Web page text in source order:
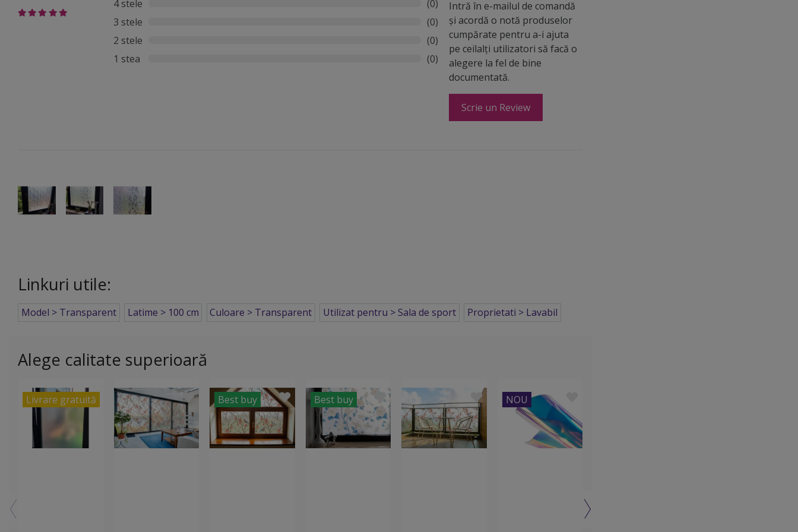
4 stele
(0)
3 stele
(0)
2 stele
(0)
1 stea
(0)
Intră în e-mailul de comandă
și acordă o notă produselor
cumpărate pentru a-i ajuta
pe ceilalți utilizatori să facă o
alegere la fel de bine
documentată.
Scrie un Review
Linkuri utile:
Model > Transparent Latime > 100 cm Culoare > Transparent Utilizat pentru > Sala de sport Proprietati > Lavabil
Alege calitate superioară
Livrare gratuită Best buy Best buy NOU